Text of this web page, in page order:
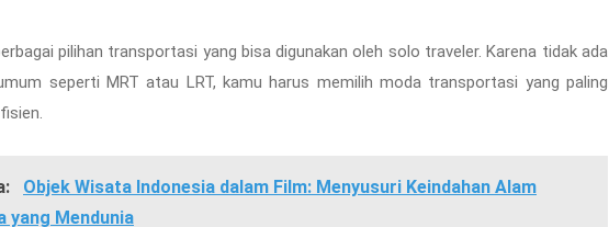
pilihan transportasi yang bisa digunakan oleh solo traveler. Karena tidak ada
seperti MRT atau LRT, kamu harus memilih moda transportasi yang paling
Objek Wisata Indonesia dalam Film: Menyusuri Keindahan Alam
yang Mendunia